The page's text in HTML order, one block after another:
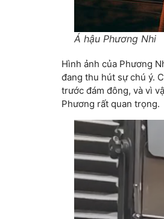
Á hậu Phương Nhi
Hình ảnh của Phương
đang thu hút sự chú ý.
trước đám đông, và vì
Phương rất quan trọng.